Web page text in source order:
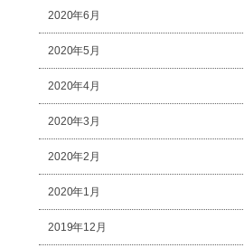
2020年6月
2020年5月
2020年4月
2020年3月
2020年2月
2020年1月
2019年12月